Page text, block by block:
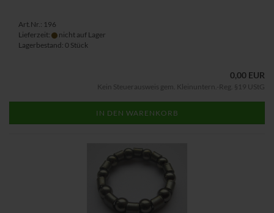
Art.Nr.: 196
Lieferzeit:
nicht auf Lager
Lagerbestand: 0 Stück
0,00 EUR
Kein Steuerausweis gem. Kleinuntern.-Reg. §19 UStG
IN DEN WARENKORB